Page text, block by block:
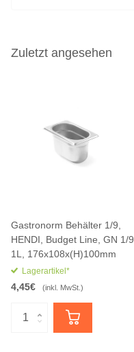
Zuletzt angesehen
Gastronorm Behälter 1/9,
HENDI, Budget Line, GN 1/9,
1L, 176x108x(H)100mm
Lagerartikel*
4,45€ (inkl. MwSt.)